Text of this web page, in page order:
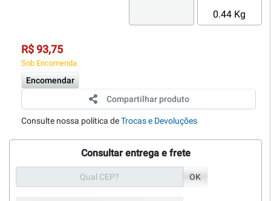
0.44 Kg
R$ 93,75
Sob Encomenda
Encomendar
Compartilhar produto
Consulte nossa política deTrocas e Devoluções
Consultar entrega e frete
OK